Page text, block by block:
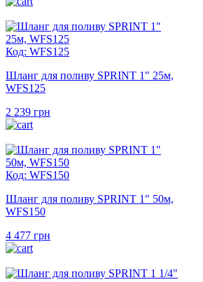
Код: WFS125
Шланг для поливу SPRINT 1″ 25м,
WFS125
2 239 грн
Код: WFS150
Шланг для поливу SPRINT 1″ 50м,
WFS150
4 477 грн